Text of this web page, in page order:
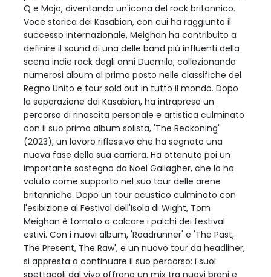
Q e Mojo, diventando un'icona del rock britannico.
Voce storica dei Kasabian, con cui ha raggiunto il
successo internazionale, Meighan ha contribuito a
definire il sound di una delle band più influenti della
scena indie rock degli anni Duemila, collezionando
numerosi album al primo posto nelle classifiche del
Regno Unito e tour sold out in tutto il mondo. Dopo
la separazione dai Kasabian, ha intrapreso un
percorso di rinascita personale e artistica culminato
con il suo primo album solista, 'The Reckoning'
(2023), un lavoro riflessivo che ha segnato una
nuova fase della sua carriera. Ha ottenuto poi un
importante sostegno da Noel Gallagher, che lo ha
voluto come supporto nel suo tour delle arene
britanniche. Dopo un tour acustico culminato con
l'esibizione al Festival dell'Isola di Wight, Tom
Meighan è tornato a calcare i palchi dei festival
estivi. Con i nuovi album, 'Roadrunner' e 'The Past,
The Present, The Raw', e un nuovo tour da headliner,
si appresta a continuare il suo percorso: i suoi
spettacoli dal vivo offrono un mix tra nuovi brani e